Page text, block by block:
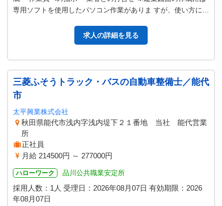
専用ソフトを使用したパソコン作業がありま すが、使い方につ
求人の詳細を見る
三菱ふそうトラック・バスの自動車整備士／能代
市
太平興業株式会社
秋田県能代市浅内字浅内堤下２１番地 当社 能代営業
所
正社員
月給 214500円 ～ 277000円
ハローワーク 品川公共職業安定所
採用人数：1人 受理日： 2026年08月07日 有効期限： 2026
年08月07日